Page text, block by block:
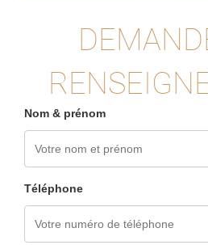
Nom & prénom
Téléphone